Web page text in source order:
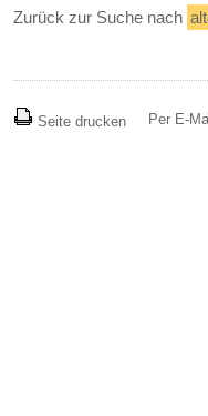
Zurück zur Suche nach
Seite drucken Per E-